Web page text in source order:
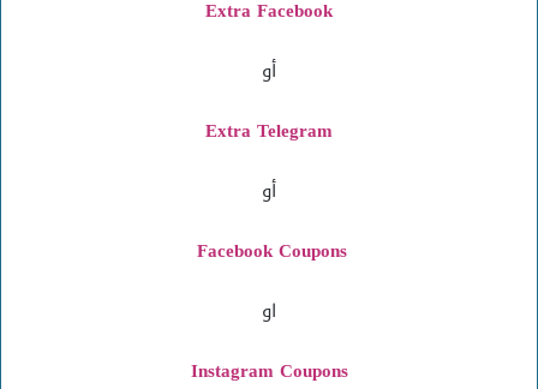
Extra Facebook
أو
Extra Telegram
أو
Facebook Coupons
او
Coupons
Instagram